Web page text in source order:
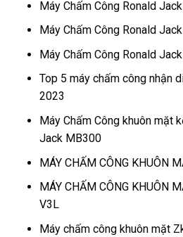
Máy Chấm Công Ronald
Máy Chấm Công Ronald
Máy Chấm Công Ronald
Top 5 máy chấm công nhận
2023
Máy Chấm Công khuôn mặt
Jack MB300
MÁY CHẤM CÔNG KHUÔN
MÁY CHẤM CÔNG KHUÔN
V3L
Máy chấm công khuôn mặt